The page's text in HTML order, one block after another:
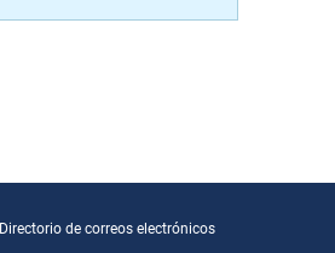
Directorio de correos electrónicos